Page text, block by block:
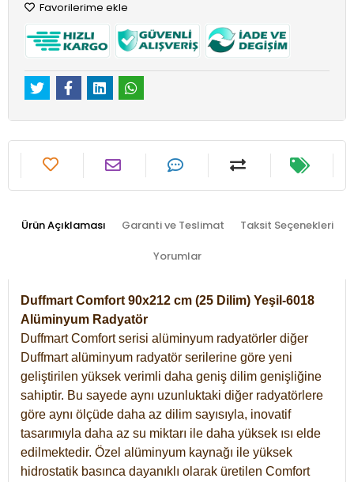
Favorilerime ekle
Ürün Açıklaması Garanti ve Teslimat Taksit Seçenekleri
Yorumlar
Duffmart Comfort 90x212 cm (25 Dilim) Yeşil-6018
Alüminyum Radyatör
Duffmart Comfort serisi alüminyum radyatörler diğer
Duffmart alüminyum radyatör serilerine göre yeni
geliştirilen yüksek verimli daha geniş dilim genişliğine
sahiptir. Bu sayede aynı uzunluktaki diğer radyatörlere
göre aynı ölçüde daha az dilim sayısıyla, inovatif
tasarımıyla daha az su miktarı ile daha yüksek ısı elde
edilmektedir. Özel alüminyum kaynağı ile yüksek
hidrostatik basınca dayanıklı olarak üretilen Comfort